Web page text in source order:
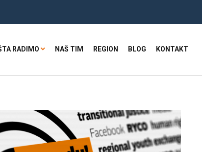
RADIMO NAŠ TIM REGION BLOG KONTAKT